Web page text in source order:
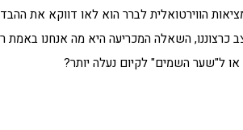
הווירטואלית לברר הוא לאו דווקא את
כרצוננו, השאלה המכריעה היא מה אנחנו באמת
או ל"שער השמים" לקיום נעלה יותר?